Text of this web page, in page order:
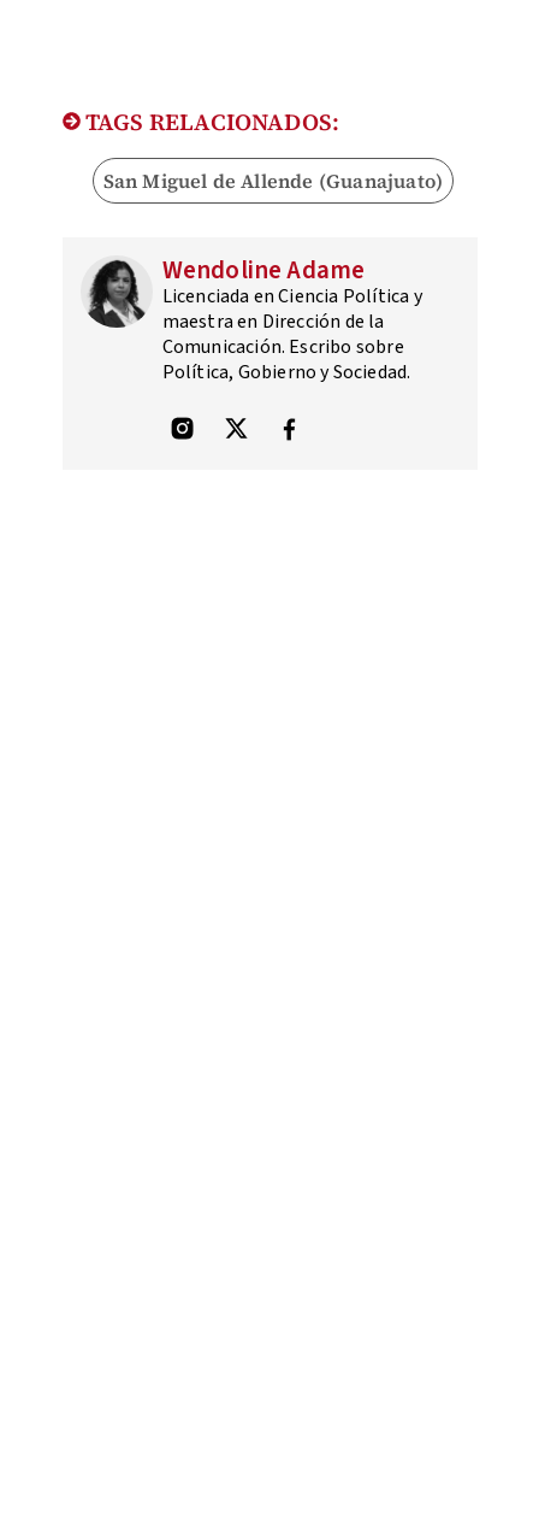
TAGS RELACIONADOS:
San Miguel de Allende (Guanajuato)
Wendoline Adame
Licenciada en Ciencia Política y
maestra en Dirección de la
Comunicación. Escribo sobre
Política, Gobierno y Sociedad.